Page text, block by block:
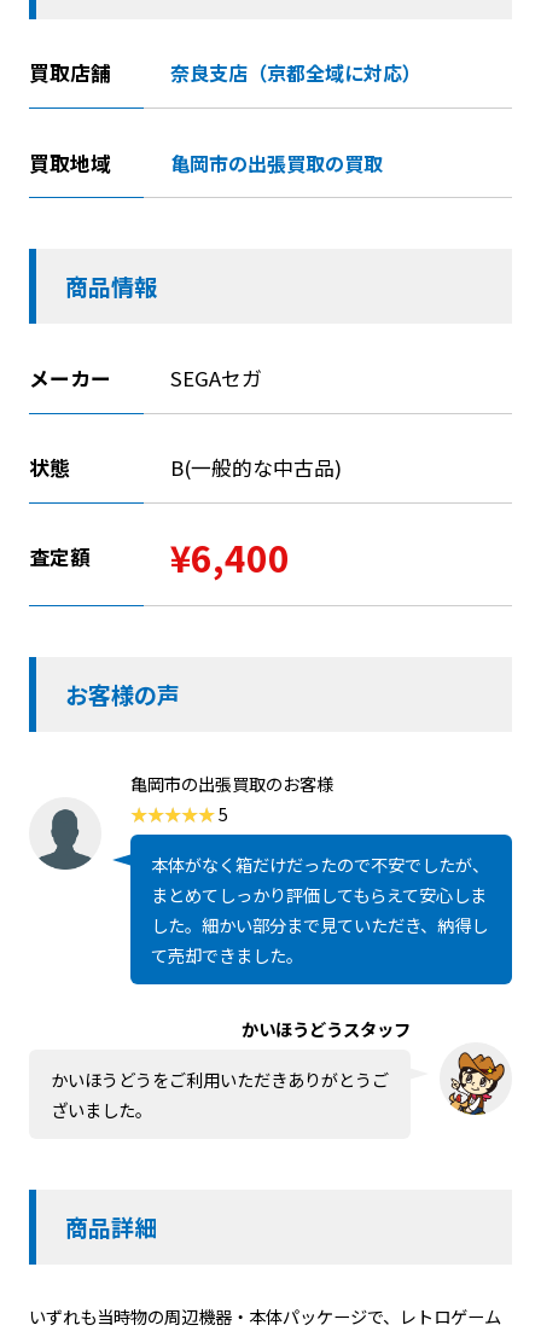
買取店舗 奈良支店（京都全域に対応）
買取地域 亀岡市の出張買取の買取
商品情報
メーカー SEGAセガ
状態 B(一般的な中古品)
査定額 ¥6,400
お客様の声
亀岡市の出張買取のお客様
5
本体がなく箱だけだったので不安でしたが、
まとめてしっかり評価してもらえて安心しま
した。細かい部分まで見ていただき、納得し
て売却できました。
かいほうどうスタッフ
かいほうどうをご利用いただきありがとうご
ざいました。
商品詳細
いずれも当時物の周辺機器・本体パッケージで、レトロゲーム